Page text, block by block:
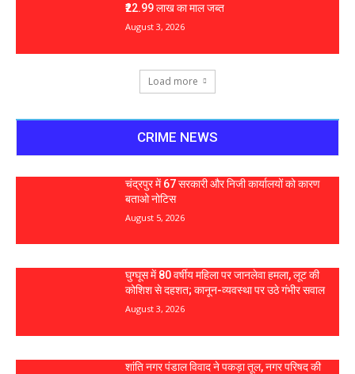
₹22.99 लाख का माल जब्त
August 3, 2026
Load more
CRIME NEWS
चंद्रपुर में 67 सरकारी और निजी कार्यालयों को कारण
बताओ नोटिस
August 5, 2026
घुग्घूस में 80 वर्षीय महिला पर जानलेवा हमला, लूट की
कोशिश से दहशत; कानून-व्यवस्था पर उठे गंभीर सवाल
August 3, 2026
शांति नगर पंडाल विवाद ने पकड़ा तूल, नगर परिषद की